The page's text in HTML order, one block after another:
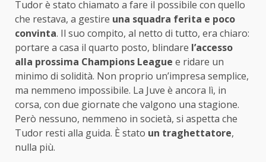
Tudor è stato chiamato a fare il possibile con quello
che restava, a gestire una squadra ferita e poco
convinta. Il suo compito, al netto di tutto, era chiaro:
portare a casa il quarto posto, blindare l’accesso
alla prossima Champions League e ridare un
minimo di solidità. Non proprio un’impresa semplice,
ma nemmeno impossibile. La Juve è ancora lì, in
corsa, con due giornate che valgono una stagione.
Però nessuno, nemmeno in società, si aspetta che
Tudor resti alla guida. È stato un traghettatore,
nulla più.